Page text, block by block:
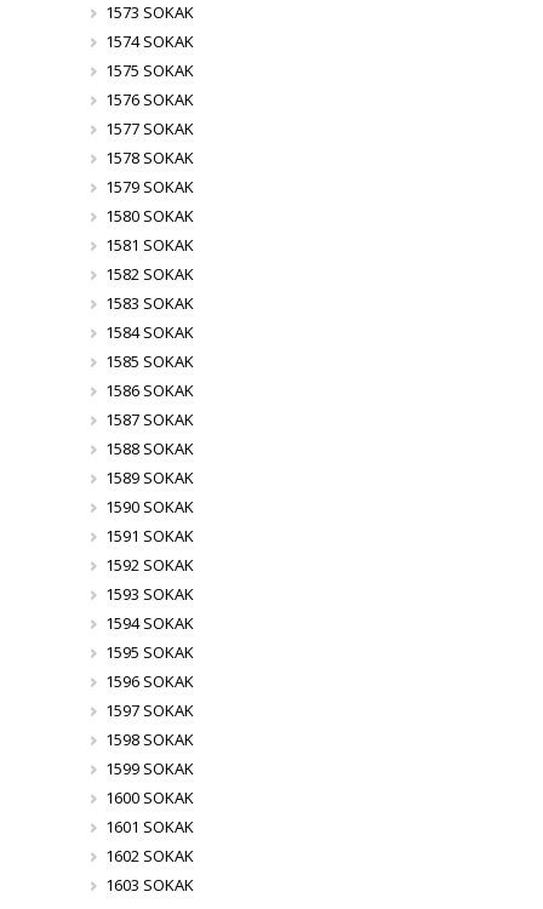
1573 SOKAK
1574 SOKAK
1575 SOKAK
1576 SOKAK
1577 SOKAK
1578 SOKAK
1579 SOKAK
1580 SOKAK
1581 SOKAK
1582 SOKAK
1583 SOKAK
1584 SOKAK
1585 SOKAK
1586 SOKAK
1587 SOKAK
1588 SOKAK
1589 SOKAK
1590 SOKAK
1591 SOKAK
1592 SOKAK
1593 SOKAK
1594 SOKAK
1595 SOKAK
1596 SOKAK
1597 SOKAK
1598 SOKAK
1599 SOKAK
1600 SOKAK
1601 SOKAK
1602 SOKAK
1603 SOKAK